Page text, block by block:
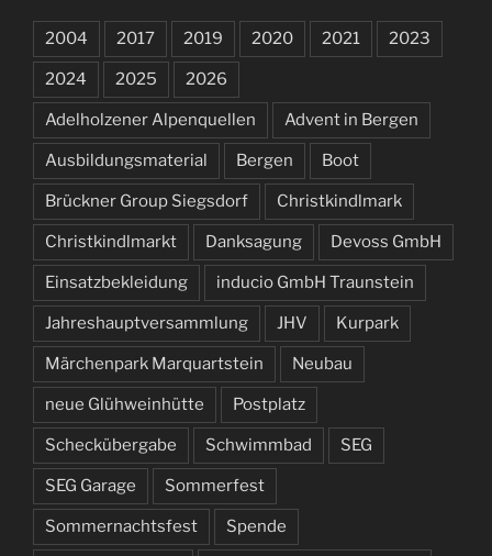
2004 2017 2019 2020 2021 2023
2024 2025 2026
Adelholzener Alpenquellen Advent in Bergen
Ausbildungsmaterial Bergen Boot
Brückner Group Siegsdorf Christkindlmark
Christkindlmarkt Danksagung Devoss GmbH
Einsatzbekleidung inducio GmbH Traunstein
Jahreshauptversammlung JHV Kurpark
Märchenpark Marquartstein Neubau
neue Glühweinhütte Postplatz
Scheckübergabe Schwimmbad SEG
SEG Garage Sommerfest
Sommernachtsfest Spende